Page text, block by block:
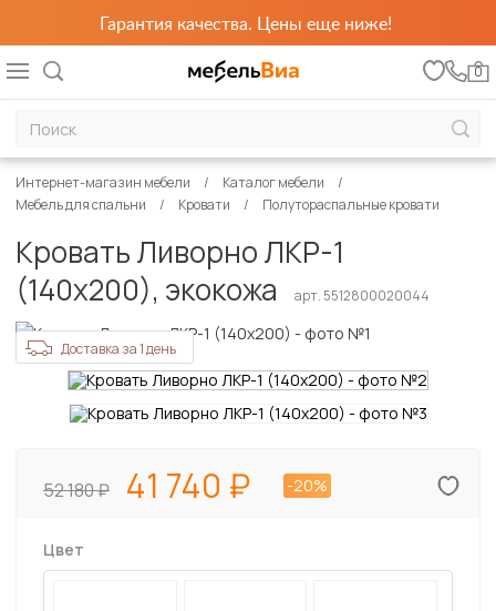
Гарантия качества. Цены еще ниже!
0
Интернет-магазин мебели
Каталог мебели
Мебель для спальни
Кровати Полутораспальные кровати
Кровать Ливорно ЛКР-1
(140х200), экокожа
арт. 5512800020044
Доставка за 1 день
52 180 41 740 -20%
Цвет